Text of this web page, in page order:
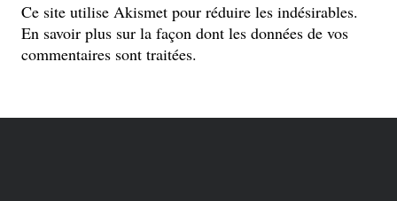
Ce site utilise Akismet pour réduire les indésirables.
En savoir plus sur la façon dont les données de vos
commentaires sont traitées.